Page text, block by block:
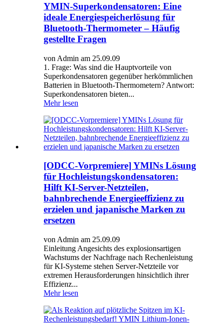
YMIN-Superkondensatoren: Eine
ideale Energiespeicherlösung für
Bluetooth-Thermometer – Häufig
gestellte Fragen
von Admin am 25.09.09
1. Frage: Was sind die Hauptvorteile von
Superkondensatoren gegenüber herkömmlichen
Batterien in Bluetooth-Thermometern? Antwort:
Superkondensatoren bieten...
Mehr lesen
[ODCC-Vorpremiere] YMINs Lösung
für Hochleistungskondensatoren:
Hilft KI-Server-Netzteilen,
bahnbrechende Energieeffizienz zu
erzielen und japanische Marken zu
ersetzen
von Admin am 25.09.09
Einleitung Angesichts des explosionsartigen
Wachstums der Nachfrage nach Rechenleistung
für KI-Systeme stehen Server-Netzteile vor
extremen Herausforderungen hinsichtlich ihrer
Effizienz...
Mehr lesen